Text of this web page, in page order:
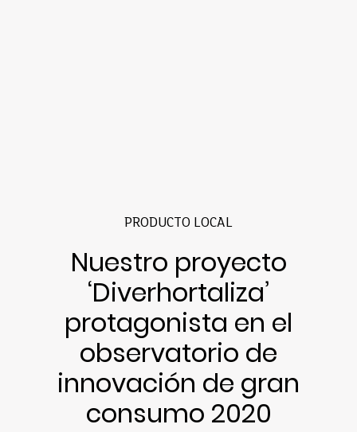
PRODUCTO LOCAL
Nuestro proyecto
‘Diverhortaliza’
protagonista en el
observatorio de
innovación de gran
consumo 2020